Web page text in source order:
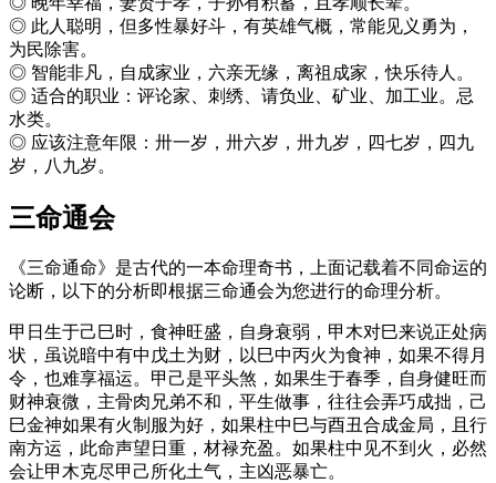
◎ 此人聪明，但多性暴好斗，有英雄气概，常能见义勇为，
为民除害。
◎ 智能非凡，自成家业，六亲无缘，离祖成家，快乐待人。
◎ 适合的职业：评论家、刺绣、请负业、矿业、加工业。忌
水类。
◎ 应该注意年限：卅一岁，卅六岁，卅九岁，四七岁，四九
岁，八九岁。
三命通会
《三命通命》是古代的一本命理奇书，上面记载着不同命运的
论断，以下的分析即根据三命通会为您进行的命理分析。
甲日生于己巳时，食神旺盛，自身衰弱，甲木对巳来说正处病
状，虽说暗中有中戊土为财，以巳中丙火为食神，如果不得月
令，也难享福运。甲己是平头煞，如果生于春季，自身健旺而
财神衰微，主骨肉兄弟不和，平生做事，往往会弄巧成拙，己
巳金神如果有火制服为好，如果柱中巳与酉丑合成金局，且行
南方运，此命声望日重，材禄充盈。如果柱中见不到火，必然
会让甲木克尽甲己所化土气，主凶恶暴亡。